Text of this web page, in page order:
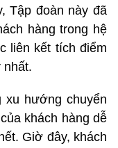
Tập đoàn này đã
hàng trong hệ
liên kết tích điểm
nhất.
xu hướng chuyển
khách hàng dễ
Giờ đây, khách